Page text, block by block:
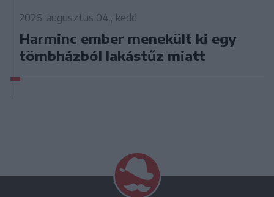
2026. augusztus 04., kedd
Harminc ember menekült ki egy
tömbházból lakástűz miatt